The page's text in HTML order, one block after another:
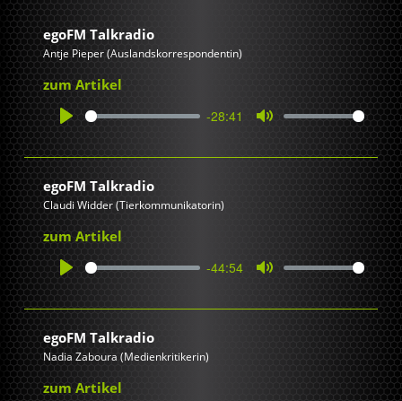
egoFM Talkradio
Antje Pieper (Auslandskorrespondentin)
zum Artikel
-28:41
egoFM Talkradio
Claudi Widder (Tierkommunikatorin)
zum Artikel
-44:54
egoFM Talkradio
Nadia Zaboura (Medienkritikerin)
zum Artikel